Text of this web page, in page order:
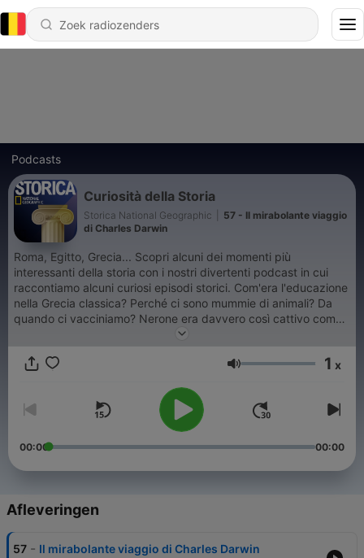
Podcasts
Curiosità della Storia
Storica National Geographic
57 - Il mirabolante viaggio
di Charles Darwin
Roma, Egitto, Grecia... Scopri alcuni dei momenti più
interessanti della storia con i nostri divertenti podcast in cui
raccontiamo alcuni curiosi episodi storici. Com'era l'educazione
nella Grecia classica? Perché ci sono mummie di animali? Da
quando ci vacciniamo? Nerone era davvero così cattivo come
lo dipingono? Chi furono i primi ad arrivare al Polo Sud? Chi
schiavo nel Medioevo? Queste e molte altre domande (e le loro
Volume 1 x
00:00 00:00
Afleveringen
57 - Il mirabolante viaggio di Charles Darwin